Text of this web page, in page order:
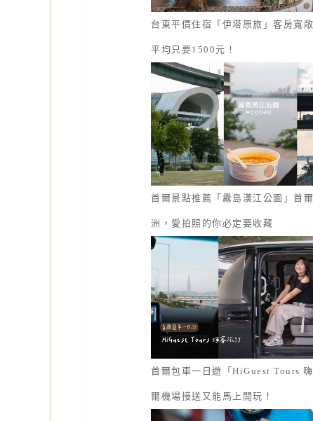
台東平價住宿「伊塔原旅」客房寬
平均只要1500元！
首爾景點推薦「纛島漢江公園」首
洲，愛拍照的你必定要收藏
首爾包車一日遊「HiGuest Tours
爾機場接送又能馬上開玩！